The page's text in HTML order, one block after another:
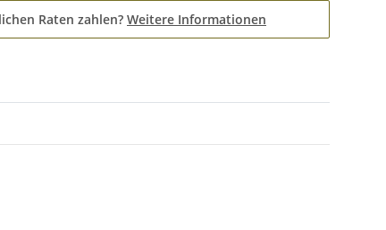
Raten zahlen? Weitere Informationen